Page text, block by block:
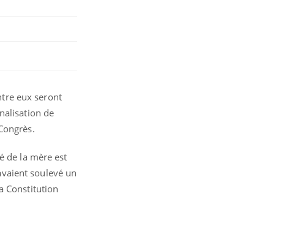
eux seront
de
de la mère est
soulevé un
Constitution